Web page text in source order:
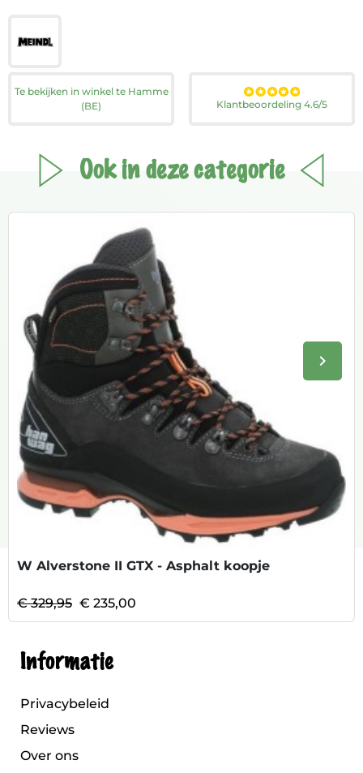
Te bekijken in winkel te Hamme
(BE)
Klantbeoordeling 4.6/5
Ook in deze categorie
keyboard_arrow_right
W Alverstone II GTX - Asphalt koopje
€ 329,95 € 235,00
Informatie
Privacybeleid
Reviews
Over ons